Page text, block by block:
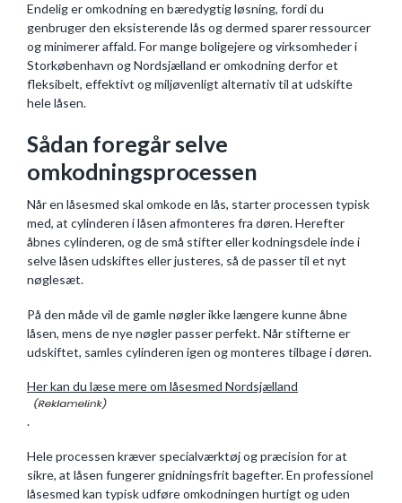
Endelig er omkodning en bæredygtig løsning, fordi du
genbruger den eksisterende lås og dermed sparer ressourcer
og minimerer affald. For mange boligejere og virksomheder i
Storkøbenhavn og Nordsjælland er omkodning derfor et
fleksibelt, effektivt og miljøvenligt alternativ til at udskifte
hele låsen.
Sådan foregår selve
omkodningsprocessen
Når en låsesmed skal omkode en lås, starter processen typisk
med, at cylinderen i låsen afmonteres fra døren. Herefter
åbnes cylinderen, og de små stifter eller kodningsdele inde i
selve låsen udskiftes eller justeres, så de passer til et nyt
nøglesæt.
På den måde vil de gamle nøgler ikke længere kunne åbne
låsen, mens de nye nøgler passer perfekt. Når stifterne er
udskiftet, samles cylinderen igen og monteres tilbage i døren.
Her kan du læse mere om låsesmed Nordsjælland
.
Hele processen kræver specialværktøj og præcision for at
sikre, at låsen fungerer gnidningsfrit bagefter. En professionel
låsesmed kan typisk udføre omkodningen hurtigt og uden